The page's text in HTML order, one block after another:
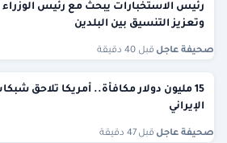
رئيس الاستخبارات يبحث مع رئيس الوزراء
وتعزيز التنسيق بين البلدين
صحيفة عاجل قبل 40 دقيقة
15 مليون دولار مكافأة.. أمريكا تلاحق
الإيراني
صحيفة عاجل قبل 47 دقيقة